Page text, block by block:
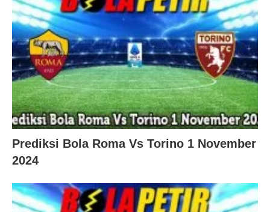
Prediksi Bola Roma Vs Torino 1 November
2024